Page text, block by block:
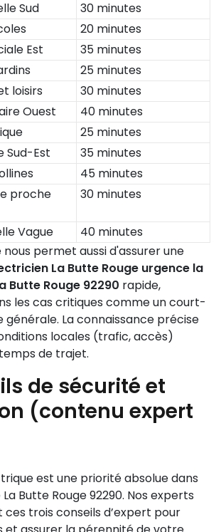
Sud
30 minutes
20 minutes
Est
35 minutes
25 minutes
loisirs
30 minutes
Ouest
40 minutes
25 minutes
Sud-Est
35 minutes
45 minutes
proche
30 minutes
Vague
40 minutes
permet aussi d'assurer une
La Butte Rouge urgence la
Butte Rouge 92290 rapide,
les cas critiques comme un court-
générale. La connaissance précise
locales (trafic, accès)
de trajet.
de sécurité et
(contenu expert
est une priorité absolue dans
Butte Rouge 92290. Nos experts
trois conseils d’expert pour